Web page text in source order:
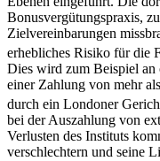
Bonusvergütungspraxis,
Zielvereinbarungen
erhebliches Risiko für die
Dies wird zum Beispiel an
einer Zahlung von mehr
durch ein Londoner
bei der Auszahlung von
Verlusten des Instituts
verschlechtern und seine